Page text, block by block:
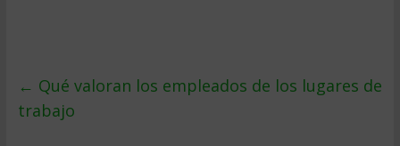
← Qué valoran los empleados de los lugares de
trabajo